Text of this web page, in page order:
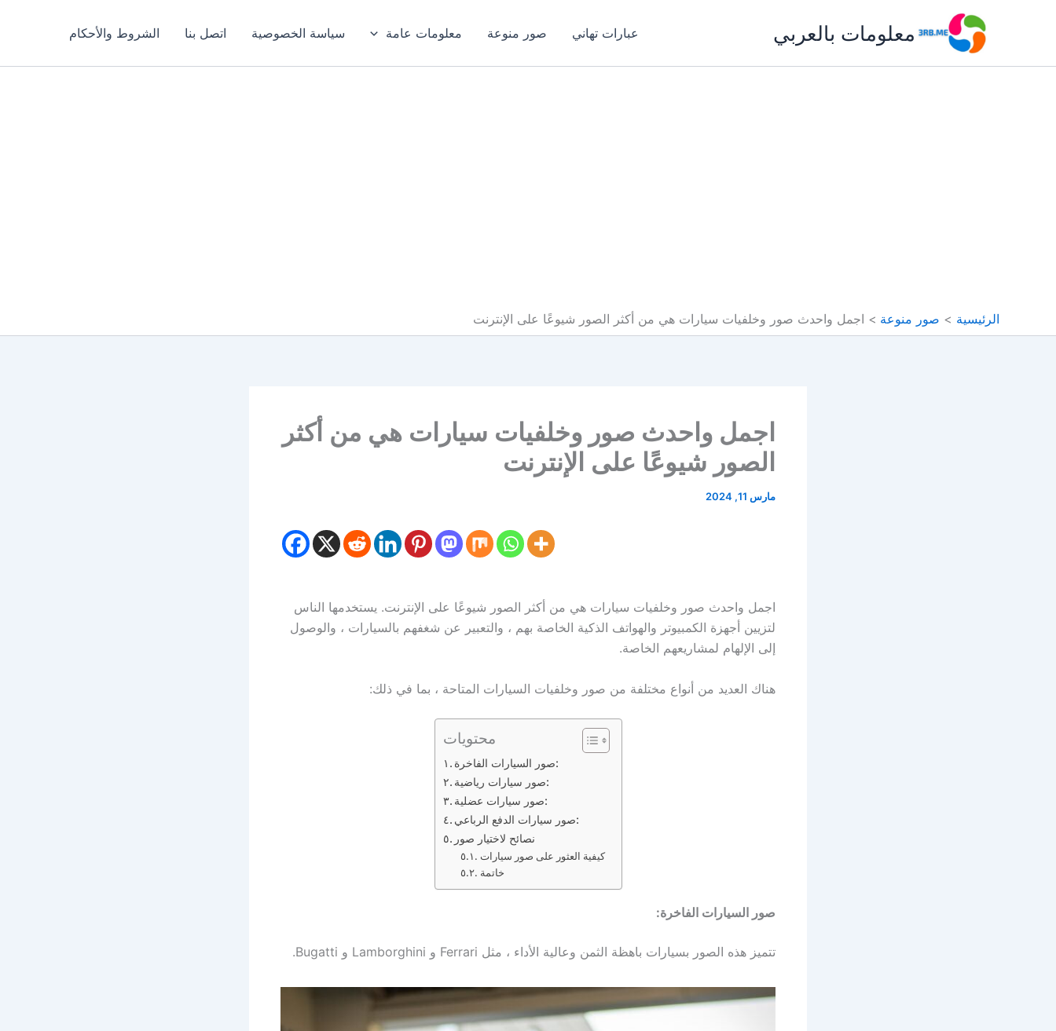
معلومات بالعربي عبارات تهاني صور منوعة معلومات عامة سياسة الخصوصية اتصل بنا الشروط والأحكام
الرئيسية صور منوعة اجمل واحدث صور وخلفيات سيارات هي من أكثر الصور شيوعًا على الإنترنت
اجمل واحدث صور وخلفيات سيارات هي من أكثر
الصور شيوعًا على الإنترنت
مارس 11, 2024
اجمل واحدث صور وخلفيات سيارات هي من أكثر الصور شيوعًا على الإنترنت. يستخدمها الناس
لتزيين أجهزة الكمبيوتر والهواتف الذكية الخاصة بهم ، والتعبير عن شغفهم بالسيارات ، والوصول
إلى الإلهام لمشاريعهم الخاصة.
هناك العديد من أنواع مختلفة من صور وخلفيات السيارات المتاحة ، بما في ذلك:
محتويات
صور السيارات الفاخرة:
صور سيارات رياضية:
صور سيارات عضلية:
صور سيارات الدفع الرباعي:
نصائح لاختيار صور
كيفية العثور على صور سيارات
خاتمة
صور السيارات الفاخرة:
تتميز هذه الصور بسيارات باهظة الثمن وعالية الأداء ، مثل Ferrari و Lamborghini و Bugatti.